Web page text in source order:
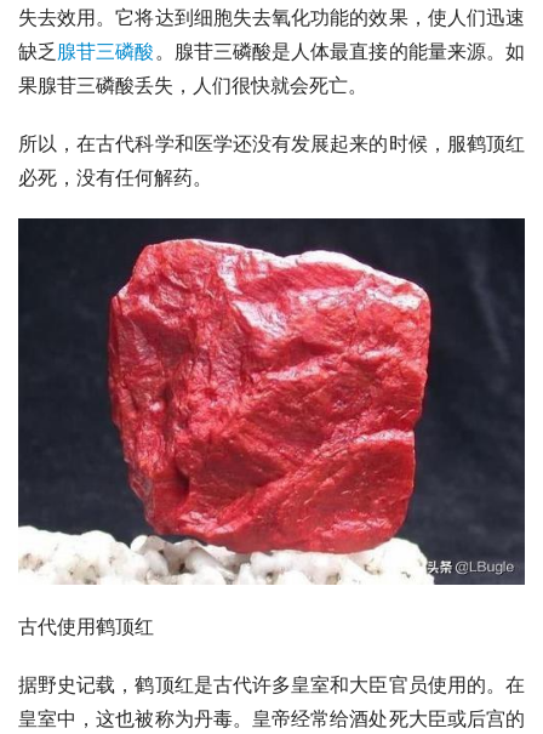
失去效用。它将达到细胞失去氧化功能的效果，使人们迅速
缺乏腺苷三磷酸。腺苷三磷酸是人体最直接的能量来源。如
果腺苷三磷酸丢失，人们很快就会死亡。
所以，在古代科学和医学还没有发展起来的时候，服鹤顶红
必死，没有任何解药。
古代使用鹤顶红
据野史记载，鹤顶红是古代许多皇室和大臣官员使用的。在
皇室中，这也被称为丹毒。皇帝经常给酒处死大臣或后宫的